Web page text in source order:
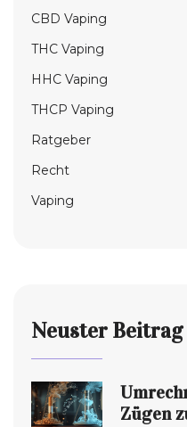
CBD Vaping
THC Vaping
HHC Vaping
THCP Vaping
Ratgeber
Recht
Vaping
Neuster Beitrag
Zügen